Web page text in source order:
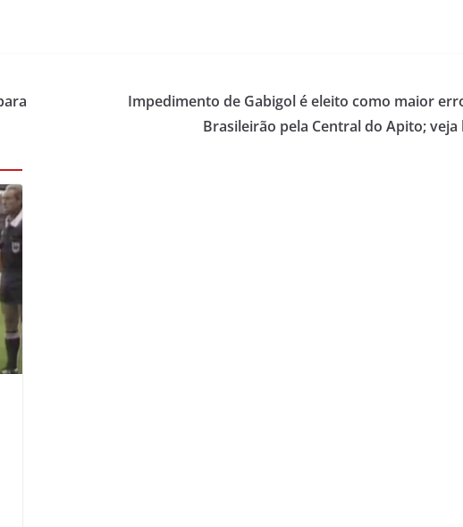
Impedimento de Gabigol é eleito como maior
Brasileirão pela Central do Apito; veja